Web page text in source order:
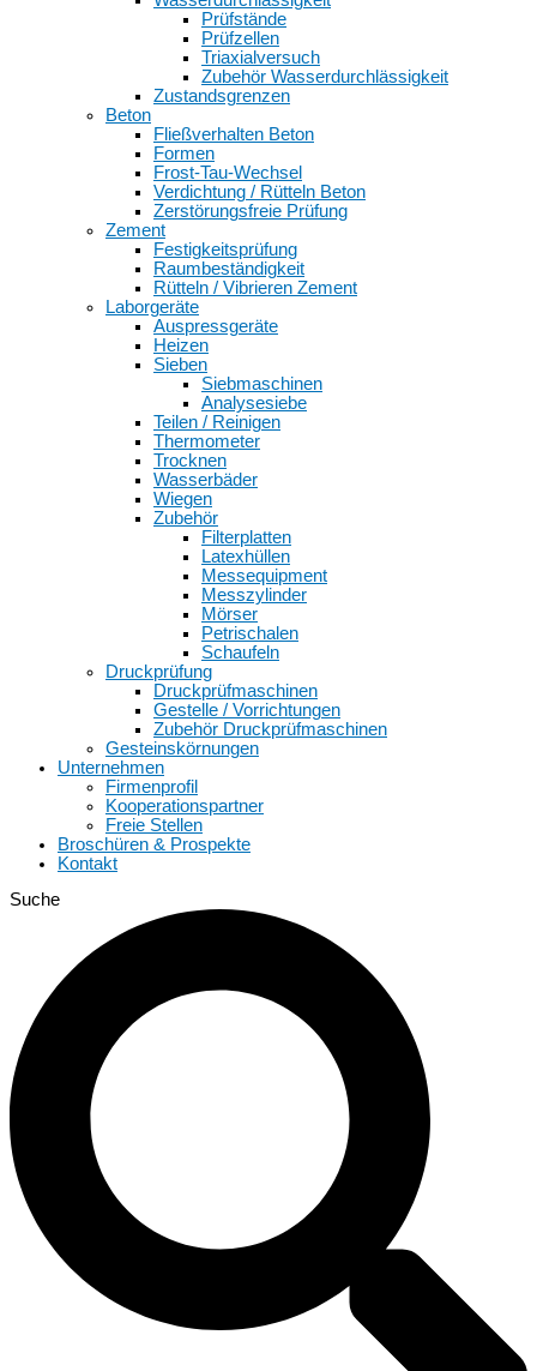
Prüfstände
Prüfzellen
Triaxialversuch
Zubehör Wasserdurchlässigkeit
Zustandsgrenzen
Beton
Fließverhalten Beton
Formen
Frost-Tau-Wechsel
Verdichtung / Rütteln Beton
Zerstörungsfreie Prüfung
Zement
Festigkeitsprüfung
Raumbeständigkeit
Rütteln / Vibrieren Zement
Laborgeräte
Auspressgeräte
Heizen
Sieben
Siebmaschinen
Analysesiebe
Teilen / Reinigen
Thermometer
Trocknen
Wasserbäder
Wiegen
Zubehör
Filterplatten
Latexhüllen
Messequipment
Messzylinder
Mörser
Petrischalen
Schaufeln
Druckprüfung
Druckprüfmaschinen
Gestelle / Vorrichtungen
Zubehör Druckprüfmaschinen
Gesteinskörnungen
Unternehmen
Firmenprofil
Kooperationspartner
Freie Stellen
Broschüren & Prospekte
Kontakt
Suche